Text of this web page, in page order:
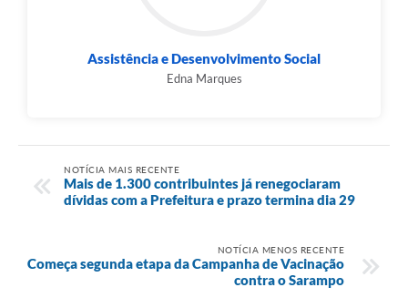
Assistência e Desenvolvimento Social
Edna Marques
NOTÍCIA MAIS RECENTE
Mais de 1.300 contribuintes já renegociaram
dívidas com a Prefeitura e prazo termina dia 29
NOTÍCIA MENOS RECENTE
Começa segunda etapa da Campanha de Vacinação
contra o Sarampo